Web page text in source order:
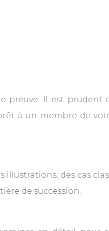
preuve. Il est prudent
à un membre de
des cas
de succession.